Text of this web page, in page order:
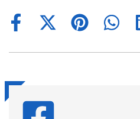
Share
Share
(Twitter)
Share
Share